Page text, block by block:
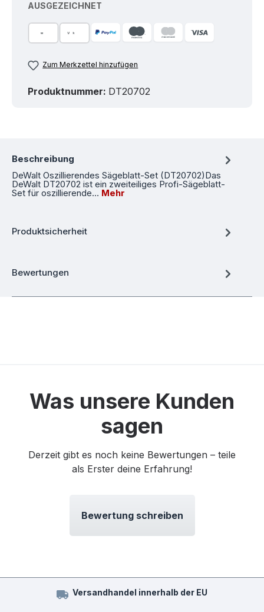
AUSGEZEICHNET
Zum Merkzettel hinzufügen
Produktnummer: DT20702
Beschreibung
DeWalt Oszillierendes Sägeblatt-Set (DT20702)Das
DeWalt DT20702 ist ein zweiteiliges Profi-Sägeblatt-
Set für oszillierende… Mehr
Produktsicherheit
Bewertungen
Was unsere Kunden
sagen
Derzeit gibt es noch keine Bewertungen – teile
als Erster deine Erfahrung!
Bewertung schreiben
Versandhandel innerhalb der EU